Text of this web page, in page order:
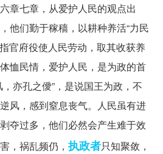
章七章，从爱护人民的观点出
他们勤于稼穑，以耕种养活“力民
官府役使人民劳动，取其收获养
恤民情，爱护人民，是为政的首
亦孔之僾”，是说国王为政，不
风，感到窒息丧气。人民虽有进
夺过多，他们必然会产生难于效
，祸乱频仍， 执政者只知聚敛，